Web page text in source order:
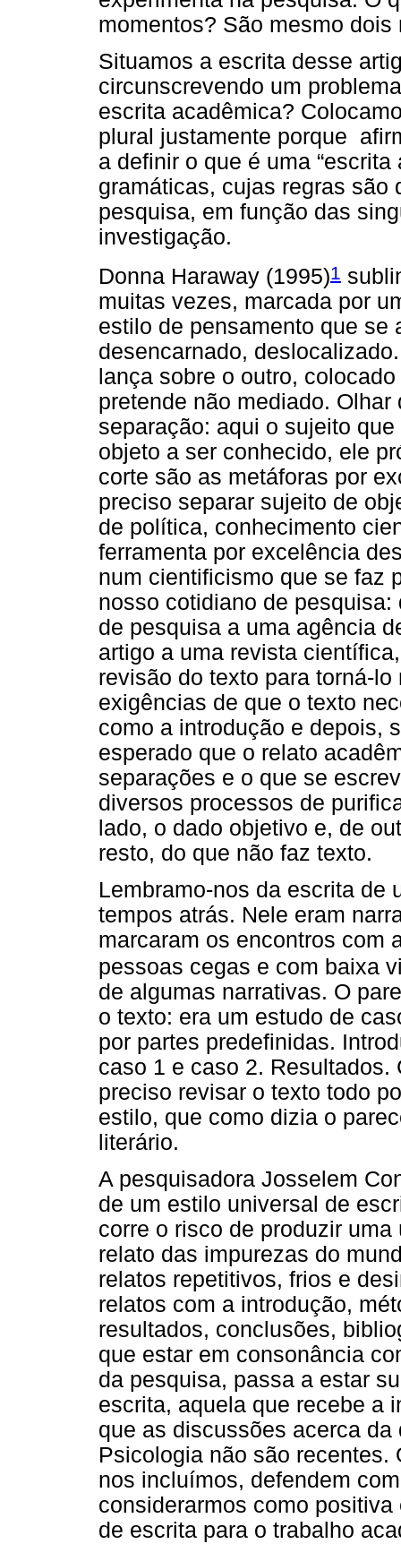
momentos? São mesmo dois
Situamos a escrita desse
circunscrevendo um
escrita acadêmica?
plural justamente porque
a definir o que é uma
gramáticas, cujas regras são
pesquisa, em função das
investigação.
Donna Haraway (1995)1
muitas vezes, marcada por
estilo de pensamento que se
desencarnado,
lança sobre o outro,
pretende não mediado.
separação: aqui o sujeito
objeto a ser conhecido, ele
corte são as metáforas por
preciso separar sujeito de
de política, conhecimento
ferramenta por excelência
num cientificismo que se faz
nosso cotidiano de
de pesquisa a uma agência
artigo a uma revista
revisão do texto para torná-
exigências de que o texto
como a introdução e depois,
esperado que o relato
separações e o que se
diversos processos de
lado, o dado objetivo e, de
resto, do que não faz texto.
Lembramo-nos da escrita de
tempos atrás. Nele eram
marcaram os encontros com
pessoas cegas e com baixa
de algumas narrativas. O
o texto: era um estudo de
por partes predefinidas.
caso 1 e caso 2.
preciso revisar o texto todo
estilo, que como dizia o
literário.
A pesquisadora Josselem
de um estilo universal de
corre o risco de produzir
relato das impurezas do
relatos repetitivos, frios e
relatos com a introdução,
resultados, conclusões,
que estar em consonância
da pesquisa, passa a estar
escrita, aquela que recebe a
que as discussões acerca
Psicologia não são recentes.
nos incluímos, defendem
considerarmos como
de escrita para o trabalho